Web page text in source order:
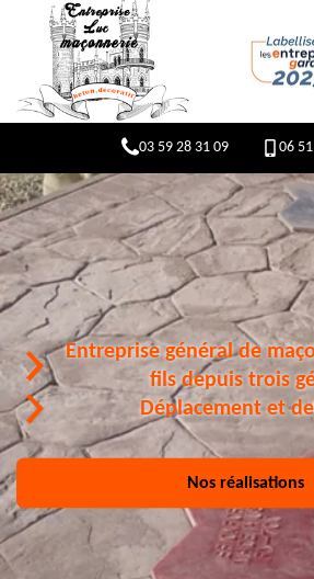
03 59 28 31 09 06
Entreprise général de
fils depuis trois
Déplacement et
Nos réalisations